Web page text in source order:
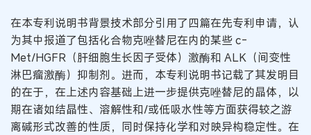
在本专利说明书背景技术部分引用了四篇在先专利申请，认
为其中报道了包括化合物克唑替尼在内的某些 c-
Met/HGFR（肝细胞生长因子受体）激酶和 ALK（间变性
淋巴瘤激酶）抑制剂。进而，本专利说明书记载了其发明目
的在于，在上述内容基础上进一步提供克唑替尼的晶体，以
期在诸如结晶性、溶解性和/或低吸水性等方面获得较之游
离碱形式改善的性质，同时保持化学和对映异构稳定性。在